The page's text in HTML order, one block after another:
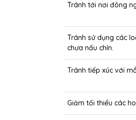
Tránh tới nơi đông
Tránh sử dụng các
chưa nấu chín.
Tránh tiếp xúc với
Giảm tối thiểu các